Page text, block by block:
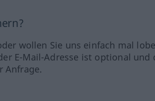
wollen Sie uns einfach mal
E-Mail-Adresse ist optional und
Anfrage.